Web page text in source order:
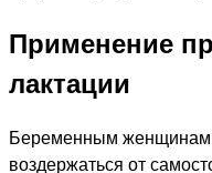
Применение
лактации
Беременным женщинам
воздержаться от